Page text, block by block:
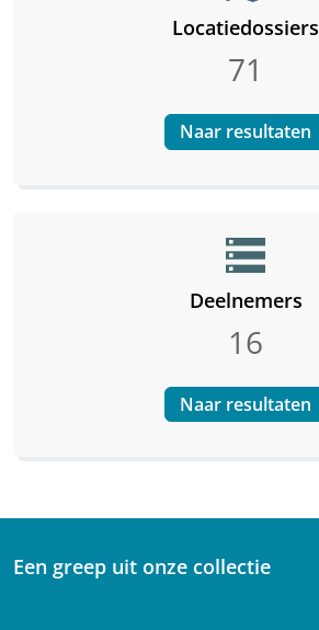
Locatiedossiers
71
Naar resultaten
storage
Deelnemers
16
Naar resultaten
Een greep uit onze collectie